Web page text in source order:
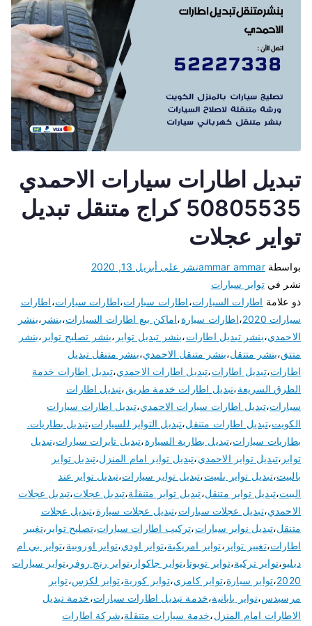
تبديل اطارات سيارات الاحمدي
50805535 كراج متنقل تبديل
تواير عجلات
بواسطةammar ammarنشر على أبريل 13, 2020
نشر فيتواير سيارات
ذو علامة اطارات السيارات،اطارات سبارات،اطارات سيارات،اطارات
سيارات 2020
،اطارات سيارة،اماكن بيع اطارات السيارات،بنشر ،بنشر
الاحمدي،بنشر تبديل اطارات،بنشر تبديل تواير ،بنشر تصليح تواير ،بنشر
متتق،بنشر متتقل،بنشر متنقل الاحمدي،بنشر متنقل تبديل
اطارات،تبديل اطارات،تبديل اطارات الاحمدي،تبديل اطارات خدمة
الطرق السريعة،تبديل اطارات خدمة طريق،تبديل اطارات
سيارات،تبديل اطارات سيارات الاحمدي،تبديل اطارات سيارات
الكويت،تبديل اطارات متنقل،تبديل التواير للسيارات،تبديل بطاريات.
بطاريات سيارات،تبديل بطارية السيارة،تبديل تايرات سيارات،تبديل
تواير ،تبديل تواير الاحمدي،تبديل تواير امام المنزل،تبديل تواير
بالبيت،تبديل تواير بلبيت،تبديل تواير سيارات،تبديل تواير عند
البيت،تبديل تواير متنقل،تبديل تواير متنقلة،تبديل عجلات،تبديل عجلات
الاحمدي،تبديل عجلات سيارات،تبديل عجلات سيارة،تبديل عجلات
متنقل،تبديل نوابر سيارات،تركيب اطارات سيارات،تصليح تواير ،تغيير
اطارات،تغيير تواير ،تواير امريكية،تواير اودي،تواير اوروبية،تواير بي ام
دبليو،تواير تركية،تواير تويوتا،تواير جاكوار ،تواير رنج روفر ،تواير سيارات
2020،تواير سيارة،تواير كامري،تواير كورية،تواير لكزس،تواير
مرسيدس،تواير يابانية،خدمة تبديل اطارات سيارات،خدمة تبديل
الاطارات امام المنزل،خدمة سيارات متنقلة،شركة اطارات